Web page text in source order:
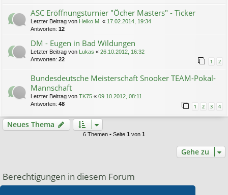
ASC Eröffnungsturnier "Öcher Masters" - Ticker
Letzter Beitrag von Heiko M. « 17.02.2014, 19:34
Antworten: 12
DM - Eugen in Bad Wildungen
Letzter Beitrag von Lukas « 26.10.2012, 16:32
Antworten: 22 1 2
Bundesdeutsche Meisterschaft Snooker TEAM-Pokal-
Mannschaft
Letzter Beitrag von TK75 « 09.10.2012, 08:11
Antworten: 48 1 2 3 4
Neues Thema
6 Themen • Seite 1 von 1
Gehe zu
Berechtigungen in diesem Forum